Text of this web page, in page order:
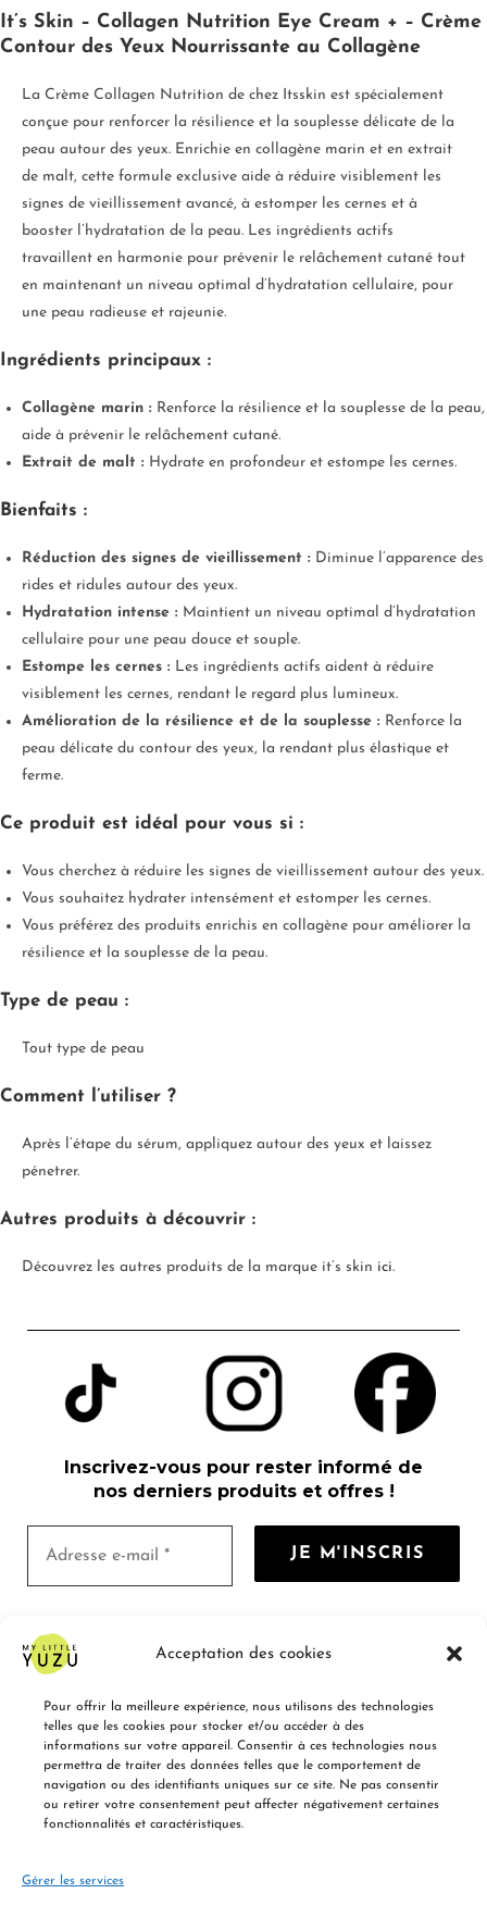
Acceptation des cookies
Pour offrir la meilleure expérience, nous utilisons des technologies
telles que les cookies pour stocker et/ou accéder à des
informations sur votre appareil. Consentir à ces technologies nous
permettra de traiter des données telles que le comportement de
navigation ou des identifiants uniques sur ce site. Ne pas consentir
ou retirer votre consentement peut affecter négativement certaines
fonctionnalités et caractéristiques.
Gérer les services
It’s Skin – Collagen Nutrition Eye Cream + – Crème
Contour des Yeux Nourrissante au Collagène
La Crème Collagen Nutrition de chez Itsskin est spécialement
conçue pour renforcer la résilience et la souplesse délicate de la
peau autour des yeux. Enrichie en collagène marin et en extrait
de malt, cette formule exclusive aide à réduire visiblement les
signes de vieillissement avancé, à estomper les cernes et à
booster l’hydratation de la peau. Les ingrédients actifs
travaillent en harmonie pour prévenir le relâchement cutané tout
en maintenant un niveau optimal d’hydratation cellulaire, pour
une peau radieuse et rajeunie.
Ingrédients principaux :
Collagène marin : Renforce la résilience et la souplesse de la peau,
aide à prévenir le relâchement cutané.
Extrait de malt : Hydrate en profondeur et estompe les cernes.
Bienfaits :
Réduction des signes de vieillissement : Diminue l’apparence des
rides et ridules autour des yeux.
Hydratation intense : Maintient un niveau optimal d’hydratation
cellulaire pour une peau douce et souple.
Estompe les cernes : Les ingrédients actifs aident à réduire
visiblement les cernes, rendant le regard plus lumineux.
Amélioration de la résilience et de la souplesse : Renforce la
peau délicate du contour des yeux, la rendant plus élastique et
ferme.
Ce produit est idéal pour vous si :
Vous cherchez à réduire les signes de vieillissement autour des yeux.
Vous souhaitez hydrater intensément et estomper les cernes.
Vous préférez des produits enrichis en collagène pour améliorer la
résilience et la souplesse de la peau.
Type de peau :
Tout type de peau
Comment l’utiliser ?
Après l’étape du sérum, appliquez autour des yeux et laissez
pénetrer.
Autres produits à découvrir :
Découvrez les autres produits de la marque it’s skin ici.
Inscrivez-vous pour rester informé de
nos derniers produits et offres !
Nous ne spammons pas ! Consultez notre
politique de confidentialité
POUR LES ENTREPRISES (B2B)